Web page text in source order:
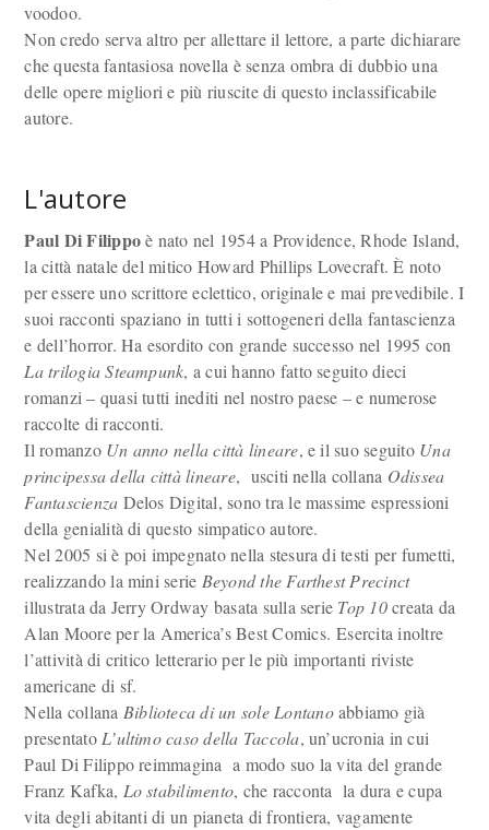
voodoo.
Non credo serva altro per allettare il lettore, a parte dichiarare
che questa fantasiosa novella è senza ombra di dubbio una
delle opere migliori e più riuscite di questo inclassificabile
autore.
L'autore
Paul Di Filippoè nato nel 1954 a Providence, Rhode Island,
la città natale del mitico Howard Phillips Lovecraft. È noto
per essere uno scrittore eclettico, originale e mai prevedibile. I
suoi racconti spaziano in tutti i sottogeneri della fantascienza
e dell’horror. Ha esordito con grande successo nel 1995 con
La trilogia Steampunk, a cui hanno fatto seguito dieci
romanzi – quasi tutti inediti nel nostro paese – e numerose
raccolte di racconti.
Il romanzo Un anno nella città lineare, e il suo seguito Una
principessa della città lineare, usciti nella collana Odissea
Fantascienza Delos Digital, sono tra le massime espressioni
della genialità di questo simpatico autore.
Nel 2005 si è poi impegnato nella stesura di testi per fumetti,
realizzando la mini serie Beyond the Farthest Precinct
illustrata da Jerry Ordway basata sulla serie Top 10creata da
Alan Moore per la America’s Best Comics. Esercita inoltre
l’attività di critico letterario per le più importanti riviste
americane di sf.
Nella collana Biblioteca di un sole Lontanoabbiamo già
presentato L’ultimo caso della Taccola, un’ucronia in cui
Paul Di Filippo reimmagina a modo suo la vita del grande
Franz Kafka, Lo stabilimento, che racconta la dura e cupa
vita degli abitanti di un pianeta di frontiera, vagamente